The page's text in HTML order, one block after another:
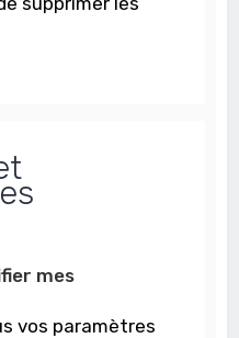
mes
vos paramètres